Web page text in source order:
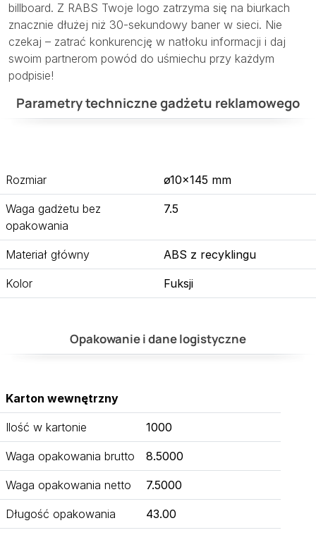
billboard. Z RABS Twoje logo zatrzyma się na biurkach
znacznie dłużej niż 30-sekundowy baner w sieci. Nie
czekaj – zatrać konkurencję w natłoku informacji i daj
swoim partnerom powód do uśmiechu przy każdym
podpisie!
Parametry techniczne gadżetu reklamowego
Rozmiar ø10×145 mm
Waga gadżetu bez
opakowania
7.5
Materiał główny ABS z recyklingu
Kolor Fuksji
Opakowanie i dane logistyczne
Karton wewnętrzny
Ilość w kartonie 1000
Waga opakowania brutto 8.5000
Waga opakowania netto 7.5000
Długość opakowania 43.00